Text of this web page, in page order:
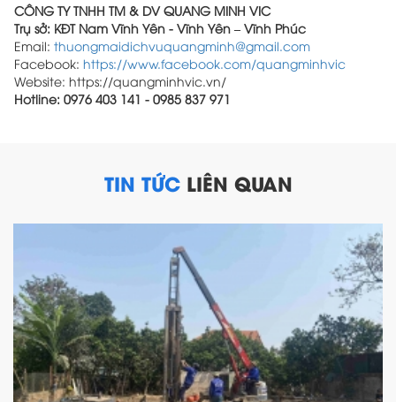
CÔNG TY TNHH TM & DV QUANG MINH VIC
Trụ sở: KĐT Nam Vĩnh Yên - Vĩnh Yên – Vĩnh Phúc
Email: thuongmaidichvuquangminh@gmail.com
Facebook: https://www.facebook.com/quangminhvic
Website: https://quangminhvic.vn/
Hotline: 0976 403 141 - 0985 837 971
TIN TỨCLIÊN QUAN